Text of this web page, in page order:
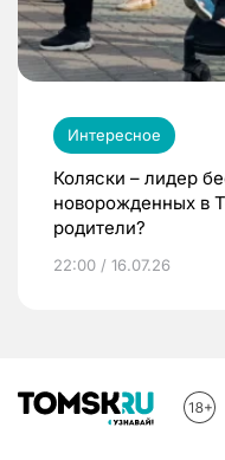
Интересное
Коляски – лидер
новорожденных в
родители?
22:00 / 16.07.26